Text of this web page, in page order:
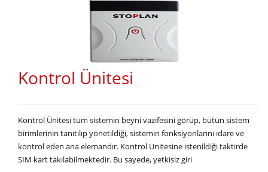
Kontrol Ünitesi
Kontrol Ünitesi tüm sistemin beyni vazifesini görüp, bütün sistem
birimlerinin tanıtılıp yönetildiği, sistemin fonksiyonlarını idare ve
kontrol eden ana elemandır. Kontrol Ünitesine istenildiği taktirde
SIM kart takılabilmektedir. Bu sayede, yetkisiz giri